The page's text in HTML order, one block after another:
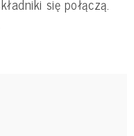
się połączą.